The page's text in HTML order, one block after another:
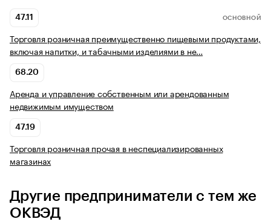
47.11 ОСНОВНОЙ
Торговля розничная преимущественно пищевыми продуктами,
включая напитки, и табачными изделиями в не…
68.20
Аренда и управление собственным или арендованным
недвижимым имуществом
47.19
Торговля розничная прочая в неспециализированных
магазинах
Другие предприниматели с тем же
ОКВЭД